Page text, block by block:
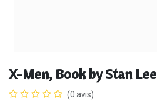
X-Men, Book by Stan Lee
(0 avis)